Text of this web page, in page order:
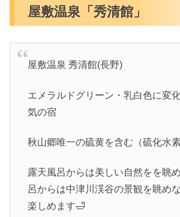
屋敷温泉「秀清館」
屋敷温泉 秀清館(長野)
エメラルドグリーン・乳白色に変
気の宿
秋山郷唯一の硫黄を含む（硫化水
露天風呂からは美しい自然をを眺
呂からは中津川渓谷の景観を眺め
楽しめます🛁